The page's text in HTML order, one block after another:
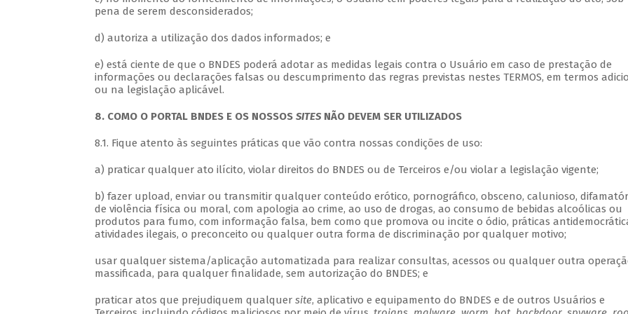
pena de serem desconsiderados;
d) autoriza a utilização dos dados informados; e
e) está ciente de que o BNDES poderá adotar as medidas legais contra o Usuário em caso de prestação de
informações ou declarações falsas ou descumprimento das regras previstas nestes TERMOS, em termos
ou na legislação aplicável.
8. COMO O PORTAL BNDES E OS NOSSOS SITESNÃO DEVEM SER UTILIZADOS
8.1. Fique atento às seguintes práticas que vão contra nossas condições de uso:
a) praticar qualquer ato ilícito, violar direitos do BNDES ou de Terceiros e/ou violar a legislação vigente;
b) fazer upload, enviar ou transmitir qualquer conteúdo erótico, pornográfico, obsceno, calunioso,
de violência física ou moral, com apologia ao crime, ao uso de drogas, ao consumo de bebidas alcoólicas ou
produtos para fumo, com informação falsa, bem como que promova ou incite o ódio, práticas
atividades ilegais, o preconceito ou qualquer outra forma de discriminação por qualquer motivo;
usar qualquer sistema/aplicação automatizada para realizar consultas, acessos ou qualquer outra
massificada, para qualquer finalidade, sem autorização do BNDES; e
praticar atos que prejudiquem qualquer site, aplicativo e equipamento do BNDES e de outros Usuários e